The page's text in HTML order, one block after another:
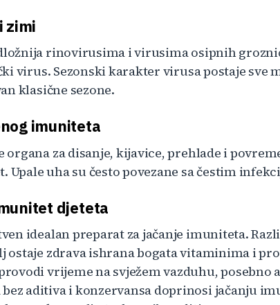
zimi
rinovirusima i virusima osipnih
virus. Sezonski karakter virusa postaje sve
klasične sezone.
imuniteta
organa za disanje, kijavice, prehlade i
Upale uha su često povezane sa čestim
djeteta
idealan preparat za jačanje imuniteta.
ostaje zdrava ishrana bogata vitaminima i
vrijeme na svježem vazduhu, posebno
bez aditiva i konzervansa doprinosi jačanju